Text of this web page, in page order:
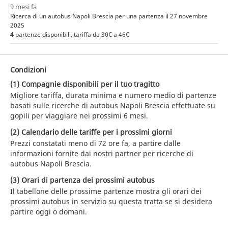
9 mesi fa
Ricerca di un autobus Napoli Brescia per una partenza il 27 novembre
2025
4 partenze disponibili, tariffa da 30€ a 46€
Condizioni
(1) Compagnie disponibili per il tuo tragitto
Migliore tariffa, durata minima e numero medio di partenze
basati sulle ricerche di autobus Napoli Brescia effettuate su
gopili per viaggiare nei prossimi 6 mesi.
(2) Calendario delle tariffe per i prossimi giorni
Prezzi constatati meno di 72 ore fa, a partire dalle
informazioni fornite dai nostri partner per ricerche di
autobus Napoli Brescia.
(3) Orari di partenza dei prossimi autobus
Il tabellone delle prossime partenze mostra gli orari dei
prossimi autobus in servizio su questa tratta se si desidera
partire oggi o domani.